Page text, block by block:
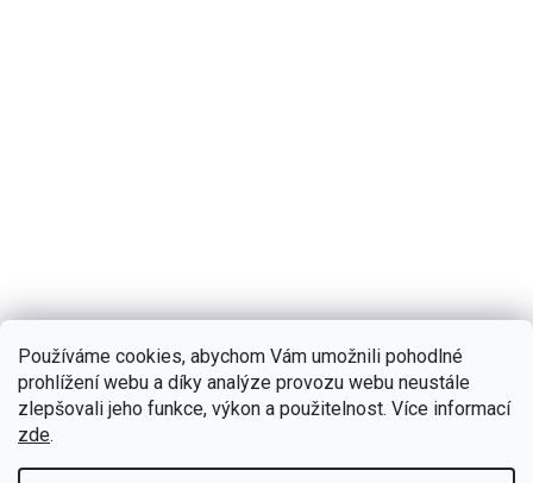
Používáme cookies, abychom Vám umožnili pohodlné
prohlížení webu a díky analýze provozu webu neustále
zlepšovali jeho funkce, výkon a použitelnost. Více informací
zde.
Bmode 2DIN autorádio BW76 Android s GPS - Dacia,
Renault
Skladem(5 ks)